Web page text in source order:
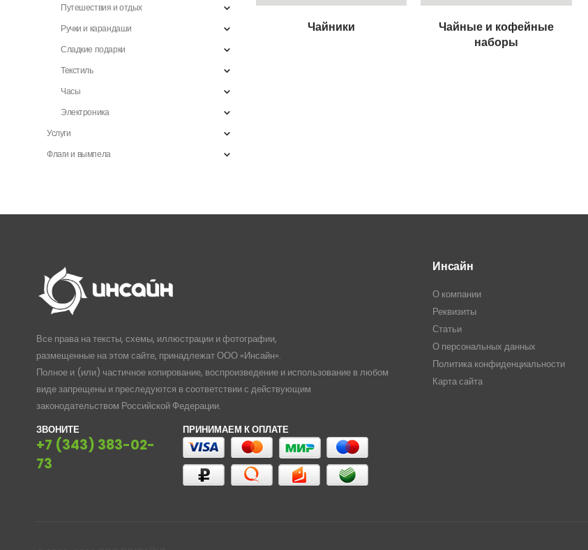
Чайники
Чайные и кофейные
наборы
Путешествия и отдых
Ручки и карандаши
Сладкие подарки
Текстиль
Часы
Электроника
Услуги
Флаги и вымпела
Все права на тексты, схемы, иллюстрации и фотографии,
размещенные на этом сайте, принадлежат ООО «Инсайн».
Полное и (или) частичное копирование, воспроизведение и использование в любом
виде запрещены и преследуются в соответствии с действующим
законодательством Российской Федерации.
ЗВОНИТЕ
+7 (343) 383-02-
73
ПРИНИМАЕМ К ОПЛАТЕ
Инсайн
О компании
Реквизиты
Статьи
О персональных данных
Политика конфиденциальности
Карта сайта